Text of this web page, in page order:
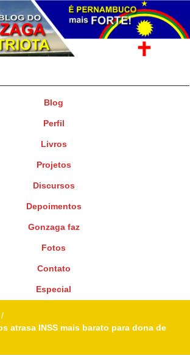
Blog
Perfil
Livros
Projetos
Discursos
Depoimentos
Gonzaga faz
Fotos
Contato
Especial
/
atrasa INSS mais barato para dona de